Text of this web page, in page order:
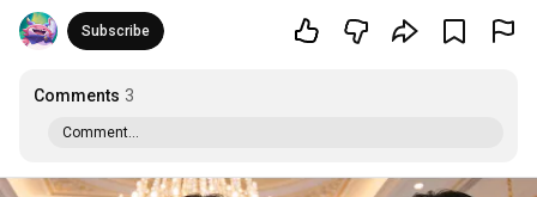
Subscribe
Comments 3
Comment...